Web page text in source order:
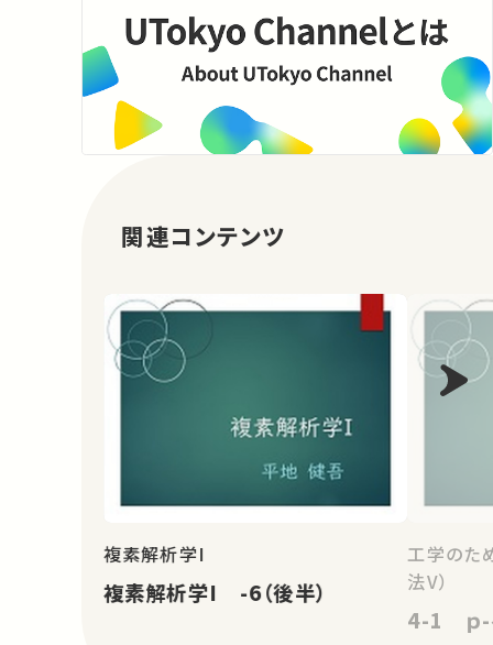
関連コンテンツ
複素解析学I
複素解析学I -6（後半）
工学のた
法V）
4-1 ｐ-